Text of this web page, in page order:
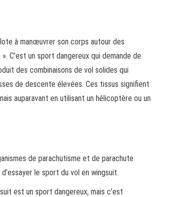
à manœuvrer son corps autour des
C’est un sport dangereux qui demande de
des combinaisons de vol solides qui
de descente élevées. Ces tissus signifient
auparavant en utilisant un hélicoptère ou un
de parachutisme et de parachute
le sport du vol en wingsuit.
est un sport dangereux, mais c’est